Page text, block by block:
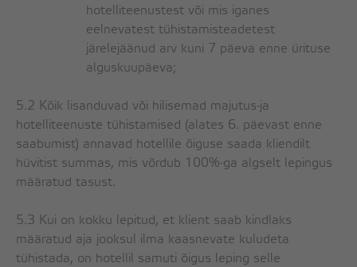
hotelliteenustest või mis iganes
eelnevatest tühistamisteadetest
järelejäänud arv kuni 7 päeva enne ürituse
alguskuupäeva;
5.2 Kõik lisanduvad või hilisemad majutus-ja
hotelliteenuste tühistamised (alates 6. päevast enne
saabumist) annavad hotellile õiguse saada kliendilt
hüvitist summas, mis võrdub 100%-ga algselt lepingus
määratud tasust.
5.3 Kui on kokku lepitud, et klient saab kindlaks
määratud aja jooksul ilma kaasnevate kuludeta
tühistada, on hotellil samuti õigus leping selle